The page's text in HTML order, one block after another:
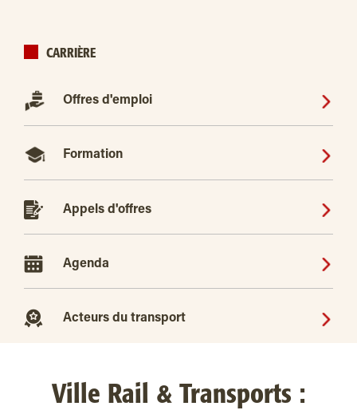
CARRIÈRE
Offres d'emploi
Formation
Appels d'offres
Agenda
Acteurs du transport
Ville Rail & Transports :